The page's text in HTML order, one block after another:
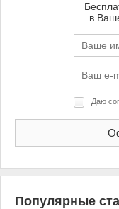
в
Даю
Популярные